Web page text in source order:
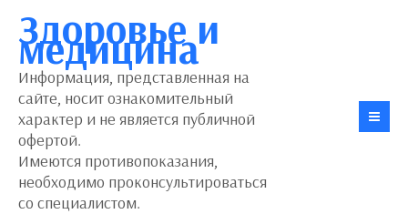
Здоровье и
медицина
Информация, представленная на
сайте, носит ознакомительный
характер и не является публичной
офертой.
Имеются противопоказания,
необходимо проконсультироваться
со специалистом.